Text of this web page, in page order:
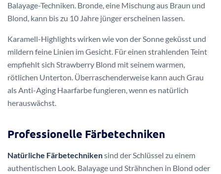
Balayage-Techniken. Bronde, eine Mischung aus Braun und
Blond, kann bis zu 10 Jahre jünger erscheinen lassen.
Karamell-Highlights wirken wie von der Sonne geküsst und
mildern feine Linien im Gesicht. Für einen strahlenden Teint
empfiehlt sich Strawberry Blond mit seinem warmen,
rötlichen Unterton. Überraschenderweise kann auch Grau
als Anti-Aging Haarfarbe fungieren, wenn es natürlich
herauswächst.
Professionelle Färbetechniken
Natürliche Färbetechnikensind der Schlüssel zu einem
authentischen Look. Balayage und Strähnchen in Blond oder